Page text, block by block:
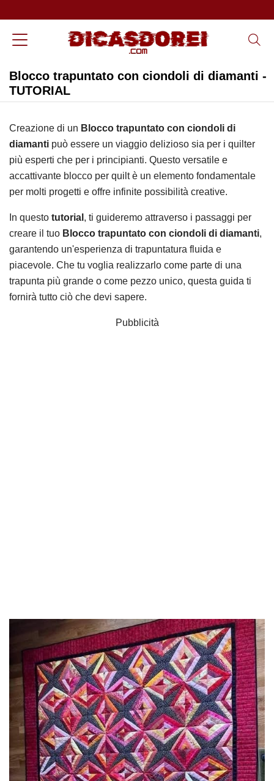
Blocco trapuntato con ciondoli di diamanti -
TUTORIAL
Creazione di un Blocco trapuntato con ciondoli di
diamanti può essere un viaggio delizioso sia per i quilter
più esperti che per i principianti. Questo versatile e
accattivante blocco per quilt è un elemento fondamentale
per molti progetti e offre infinite possibilità creative.
In questo tutorial , ti guideremo attraverso i passaggi per
creare il tuo Blocco trapuntato con ciondoli di diamanti,
garantendo un'esperienza di trapuntatura fluida e
piacevole. Che tu voglia realizzarlo come parte di una
trapunta più grande o come pezzo unico, questa guida ti
fornirà tutto ciò che devi sapere.
Pubblicità